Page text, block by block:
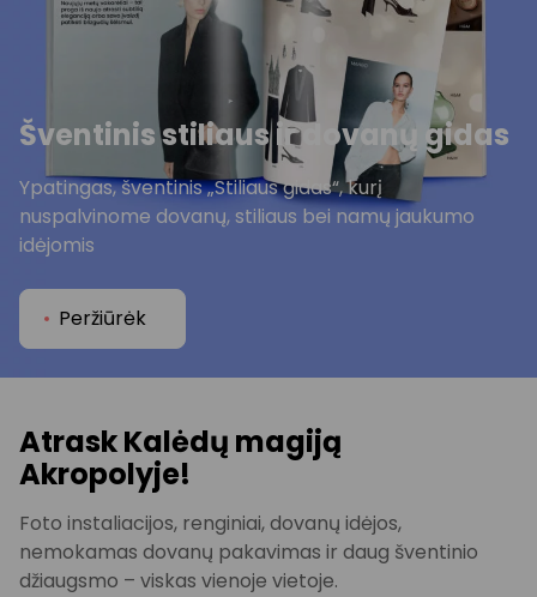
Šventinis stiliaus ir dovanų gidas
Ypatingas, šventinis „Stiliaus gidas“, kurį
nuspalvinome dovanų, stiliaus bei namų jaukumo
idėjomis
Peržiūrėk
Atrask Kalėdų magiją
Akropolyje!
Foto instaliacijos, renginiai, dovanų idėjos,
nemokamas dovanų pakavimas ir daug šventinio
džiaugsmo – viskas vienoje vietoje.